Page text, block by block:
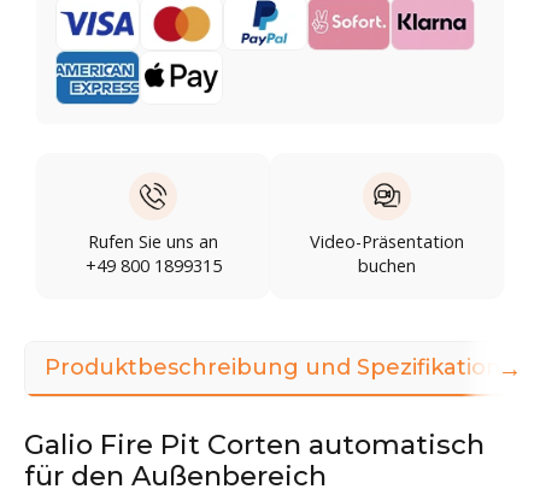
Rufen Sie uns an
+49 800 1899315
Video-Präsentation
buchen
Produktbeschreibung und Spezifikationen
Galio Fire Pit Corten automatisch
für den Außenbereich
→